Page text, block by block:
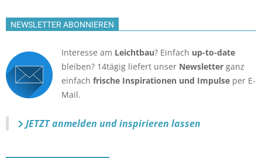
NEWSLETTER ABONNIEREN
Interesse am Leichtbau? Einfach up-to-date
bleiben? 14tägig liefert unser Newsletter ganz
einfach frische Inspirationen und Impulse per E-
Mail.
JETZT anmelden und inspirieren lassen